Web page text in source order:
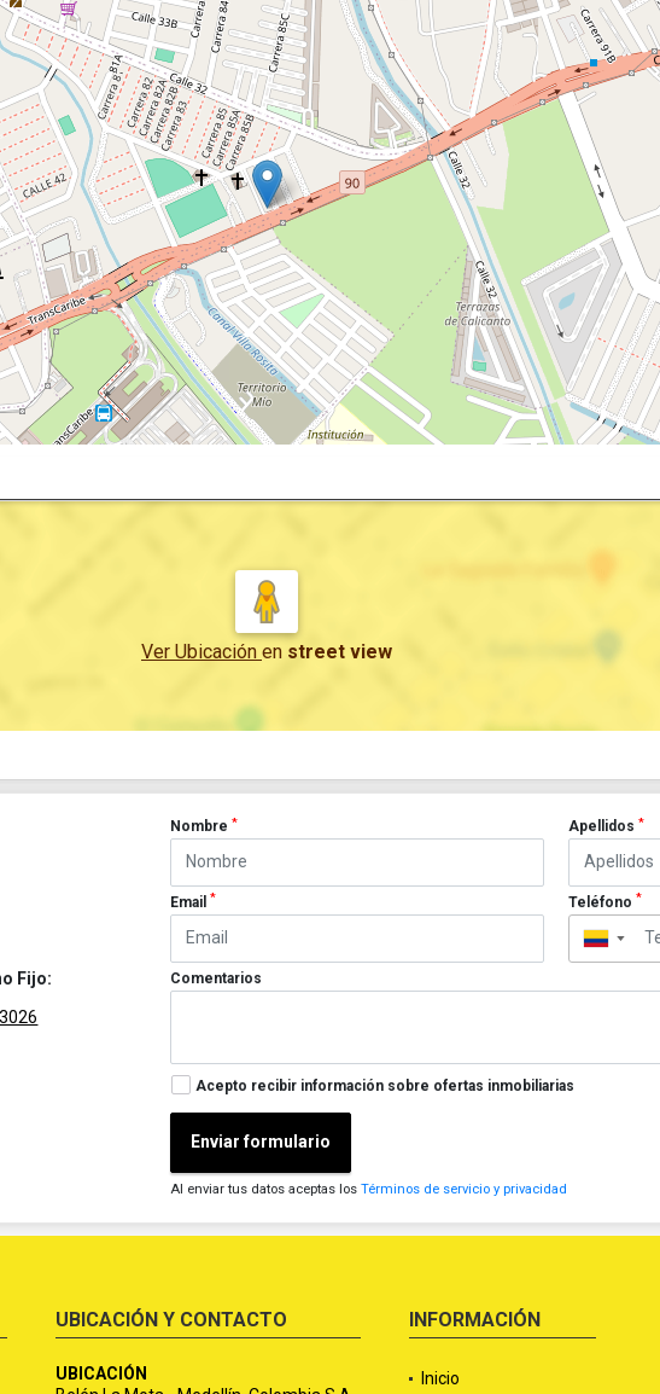
Ver Ubicación en street view
Fijo:
Nombre* Apellidos *
Email* Teléfono *
▼
Comentarios
Acepto recibir información sobre ofertas inmobiliarias
Enviar formulario
Al enviar tus datos aceptas losTérminos de servicio y privacidad
UBICACIÓN Y CONTACTO
UBICACIÓN
INFORMACIÓN
Inicio